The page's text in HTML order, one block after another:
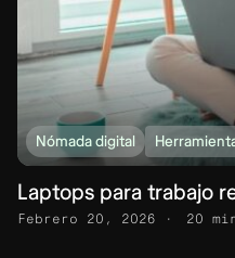
Nómada digital
Laptops para trabajo
Febrero 20, 2026 20